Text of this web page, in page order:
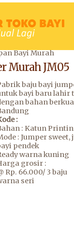
Bayi Murah
Murah JM05
baju bayi
bayi baru lahir
bahan
:
: Katun
: Jumper sweet,
pendek
warna kuning
grosir :
Rp. 66.000/ 3 baju
seri